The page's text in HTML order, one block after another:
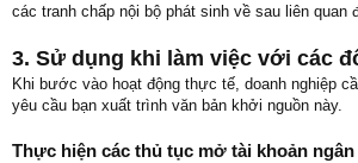
các tranh chấp nội bộ phát sinh về sau liên
3. Sử dụng khi làm việc với các
Khi bước vào hoạt động thực tế, doanh nghiệp
yêu cầu bạn xuất trình văn bản khởi nguồn này.
Thực hiện các thủ tục mở tài khoản